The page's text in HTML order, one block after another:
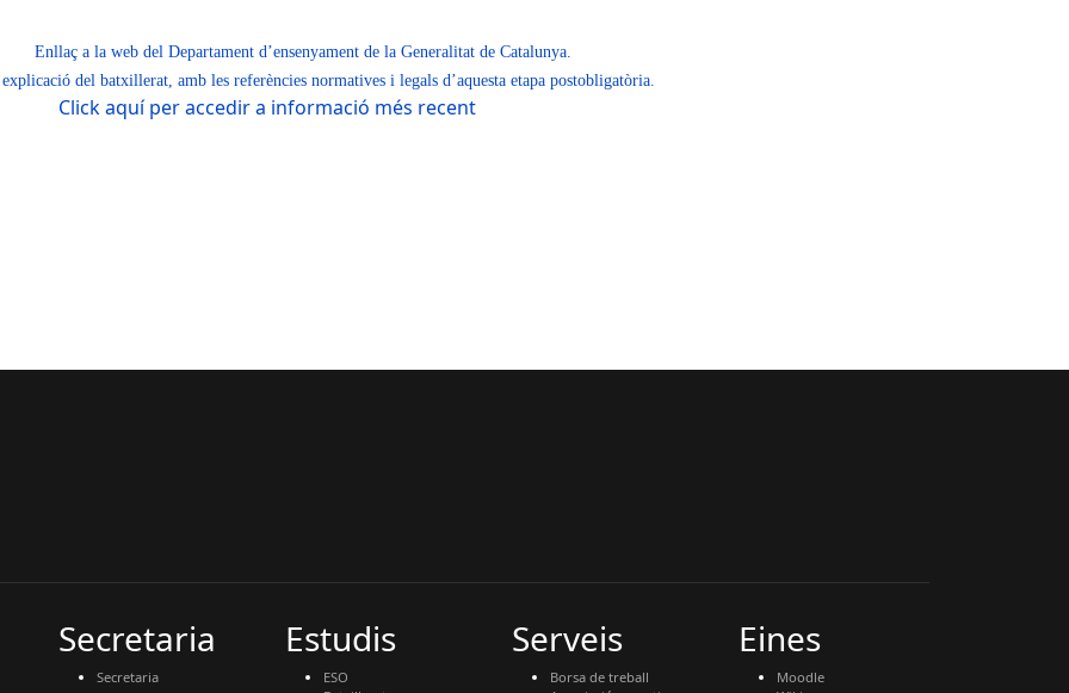
Enllaç a la web del Departament d’ensenyament de la Generalitat de Catalunya.
del batxillerat, amb les referències normatives i legals d’aquesta etapa postobligatòria.
Click aquí per accedir a informació més recent
Secretaria
Secretaria
Estudis
ESO
Serveis
Borsa de treball
Eines
Moodle